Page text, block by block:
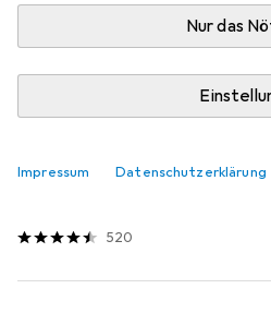
Nur das
Impressum Datenschutzerklärung
DigitecUSB Typ C – USB Typ C
520